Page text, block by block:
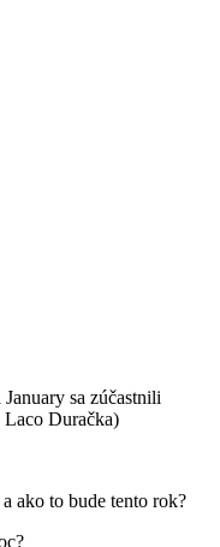
sa zúčastnili
Duračka)
ako to bude tento rok?